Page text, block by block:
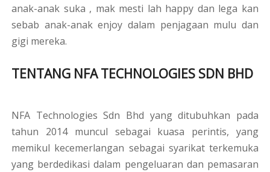
anak-anak suka , mak mesti lah happy dan lega kan
sebab anak-anak enjoy dalam penjagaan mulu dan
gigi mereka.
TENTANG NFA TECHNOLOGIES SDN BHD
NFA Technologies Sdn Bhd yang ditubuhkan pada
tahun 2014 muncul sebagai kuasa perintis, yang
memikul kecemerlangan sebagai syarikat terkemuka
yang berdedikasi dalam pengeluaran dan pemasaran